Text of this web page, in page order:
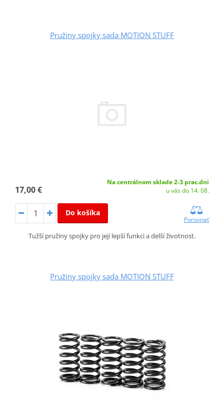
Pružiny spojky sada MOTION STUFF
17,00 €
Na centrálnom sklade 2-3 prac.dni
u vás do 14. 08.
Do košíka
Porovnať
Tužší pružiny spojky pro její lepší funkci a delší životnost.
Pružiny spojky sada MOTION STUFF